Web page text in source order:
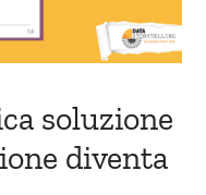
soluzione
diventa